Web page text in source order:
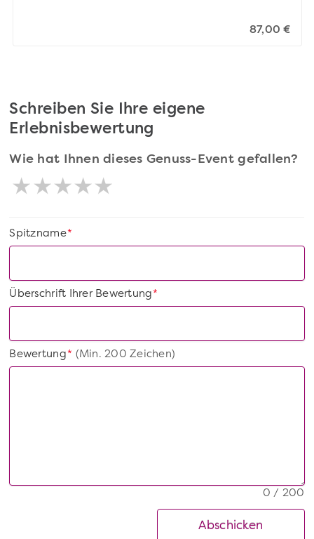
87,00 €
Schreiben Sie Ihre eigene
Erlebnisbewertung
Wie hat Ihnen dieses Genuss-Event gefallen?
*
Spitzname
*
Überschrift Ihrer Bewertung
*
Bewertung(Min. 200 Zeichen)
0 / 200
Abschicken